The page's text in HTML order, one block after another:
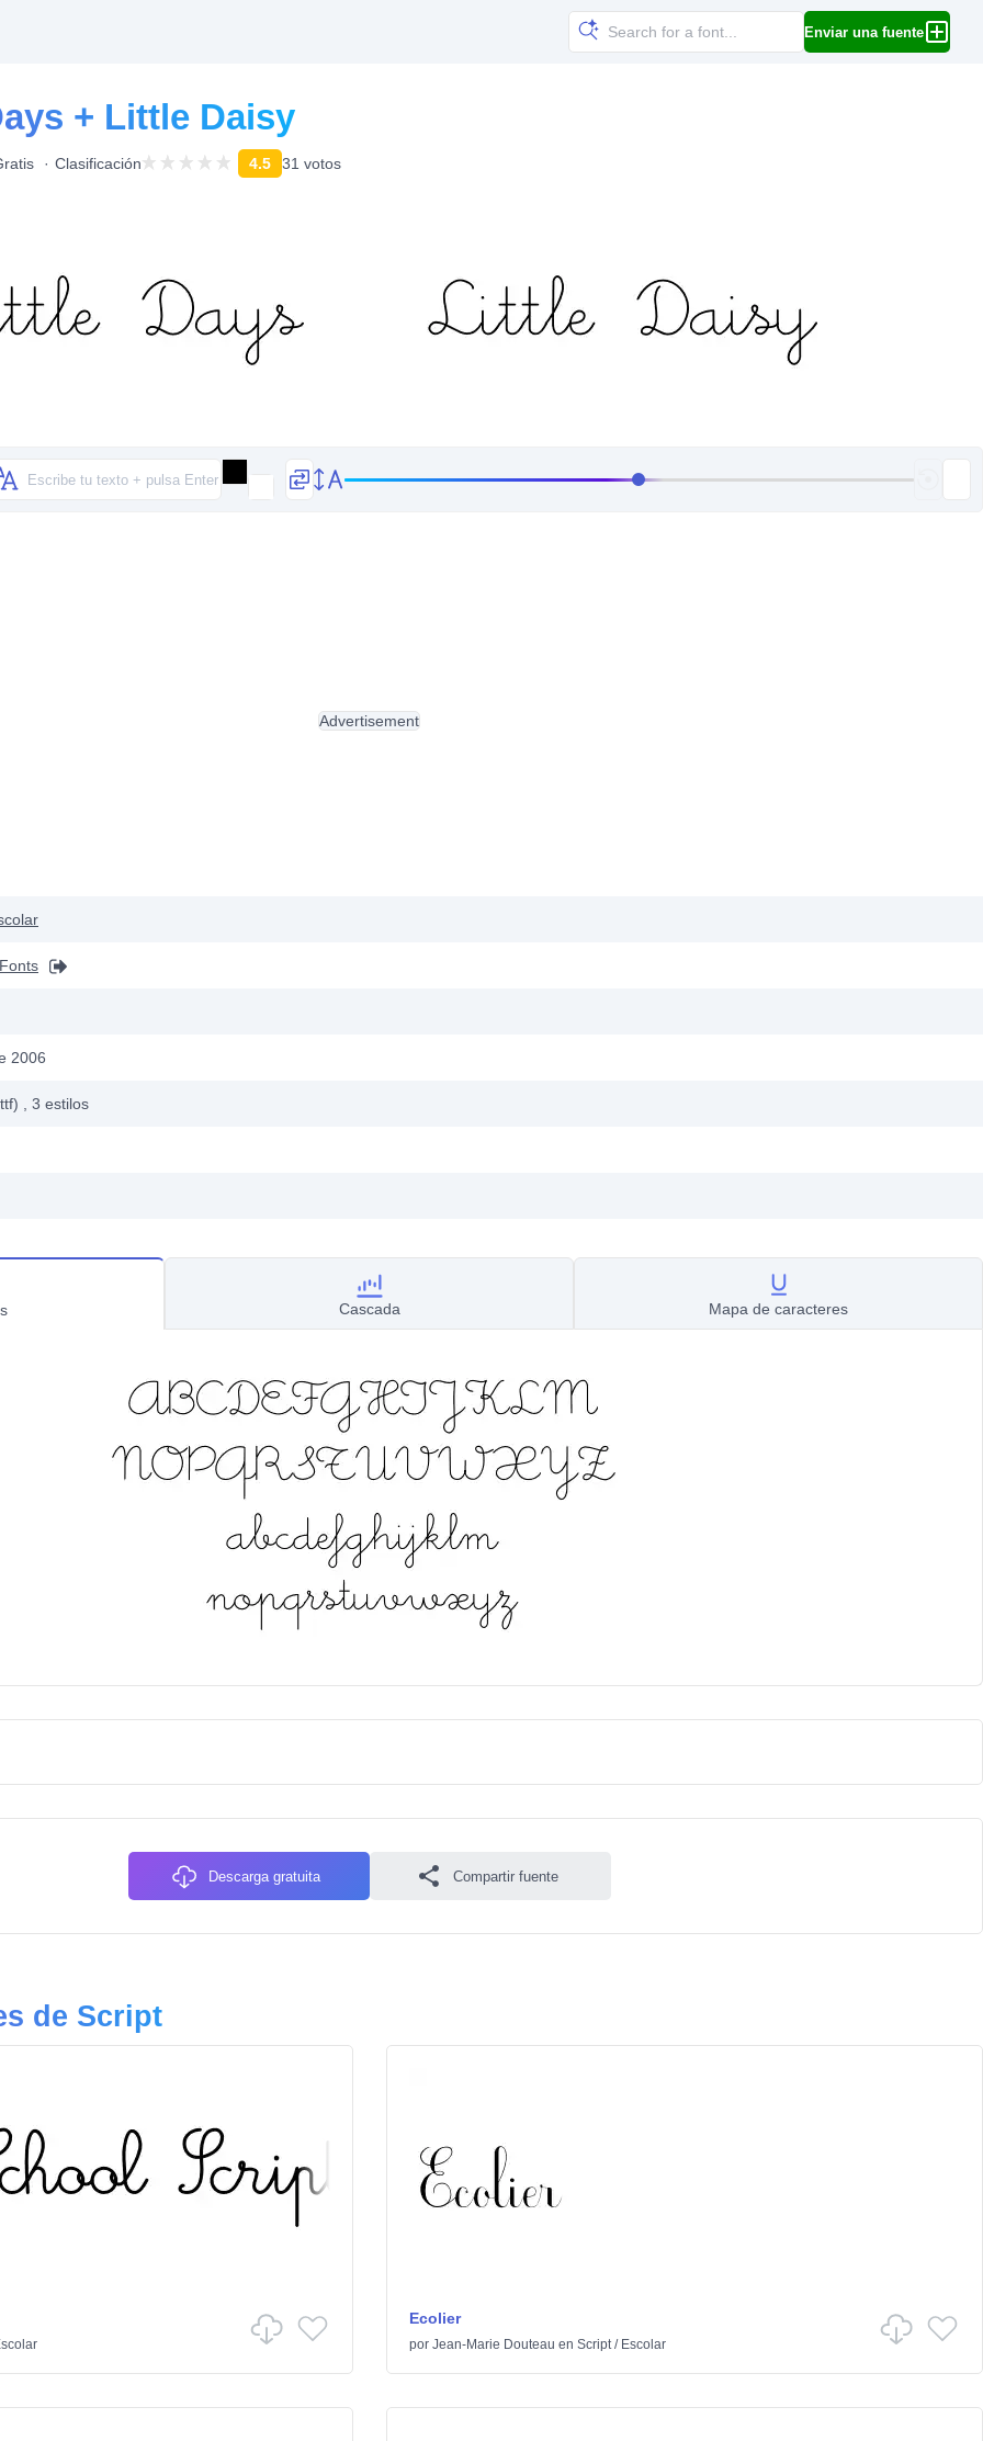
Enviar una fuente
+ Little Daisy
Clasificación 4.5 31 votos
2006
, 3 estilos
Advertisement
Cascada Mapa de caracteres
Descarga gratuita Compartir fuente
de Script
Ecolier
por Jean-Marie Douteau en Script/ Escolar